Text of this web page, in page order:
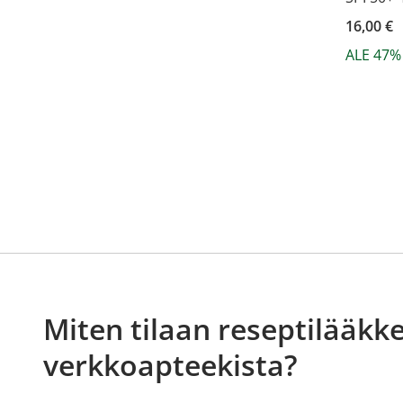
16,00 €
ALE 47%
Miten tilaan
verkkoapteekista?